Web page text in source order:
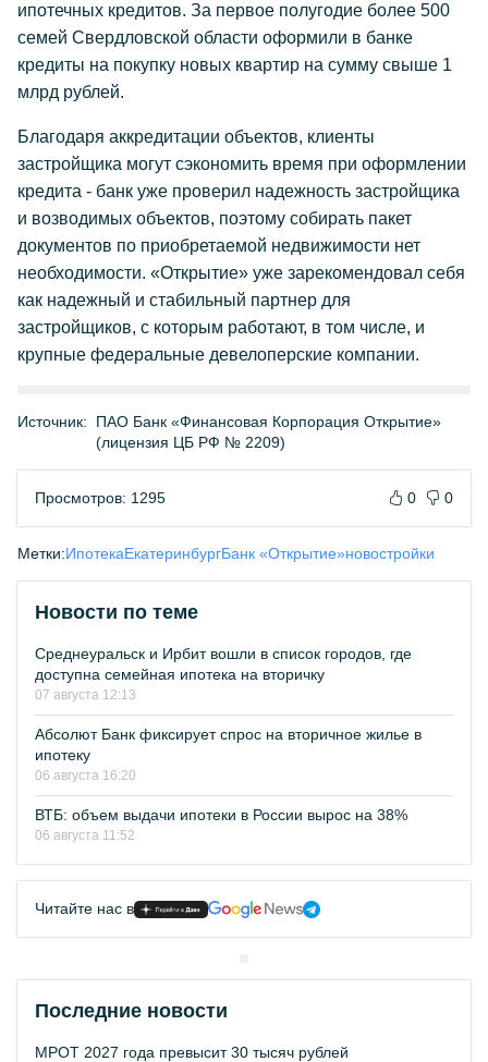
ипотечных кредитов. За первое полугодие более 500
семей Свердловской области оформили в банке
кредиты на покупку новых квартир на сумму свыше 1
млрд рублей.
Благодаря аккредитации объектов, клиенты
застройщика могут сэкономить время при оформлении
кредита - банк уже проверил надежность застройщика
и возводимых объектов, поэтому собирать пакет
документов по приобретаемой недвижимости нет
необходимости. «Открытие» уже зарекомендовал себя
как надежный и стабильный партнер для
застройщиков, с которым работают, в том числе, и
крупные федеральные девелоперские компании.
Источник:
ПАО Банк «Финансовая Корпорация Открытие»
(лицензия ЦБ РФ № 2209)
Просмотров: 1295 0 0
Метки:ИпотекаЕкатеринбургБанк «Открытие»новостройки
Новости по теме
Среднеуральск и Ирбит вошли в список городов, где
доступна семейная ипотека на вторичку
07 августа 12:13
Абсолют Банк фиксирует спрос на вторичное жилье в
ипотеку
06 августа 16:20
ВТБ: объем выдачи ипотеки в России вырос на 38%
06 августа 11:52
Читайте нас в
Последние новости
МРОТ 2027 года превысит 30 тысяч рублей